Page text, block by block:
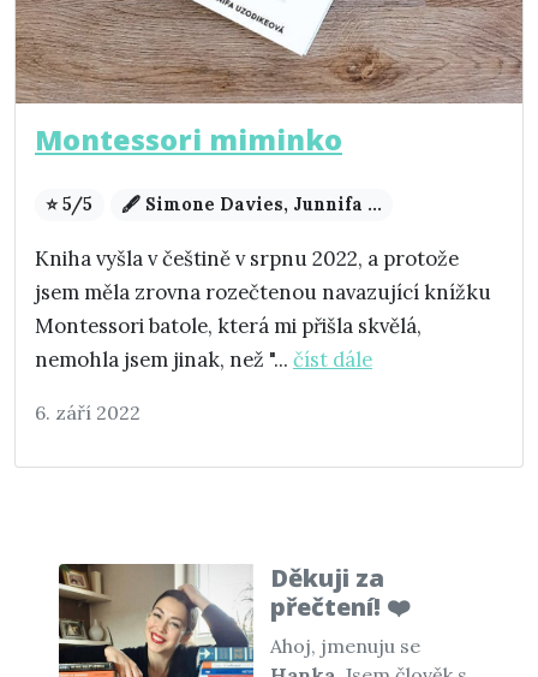
Montessori miminko
⭐ 5/5 🖋️ Simone Davies, Junnifa ...
Kniha vyšla v češtině v srpnu 2022, a protože
jsem měla zrovna rozečtenou navazující knížku
Montessori batole, která mi přišla skvělá,
nemohla jsem jinak, než "... číst dále
6. září 2022
Děkuji za
přečtení! ❤️
Ahoj, jmenuju se